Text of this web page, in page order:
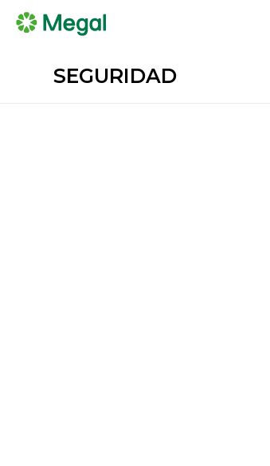
SEGURIDAD